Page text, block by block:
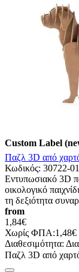
Custom Label
Παζλ 3D από
Κωδικός: 30722-01
Εντυπωσιακό 3D
οικολογικό
τη δεξιότητα
from
1,84€
Χωρίς ΦΠΑ:1,48€
Διαθεσιμότητα:
Παζλ 3D από